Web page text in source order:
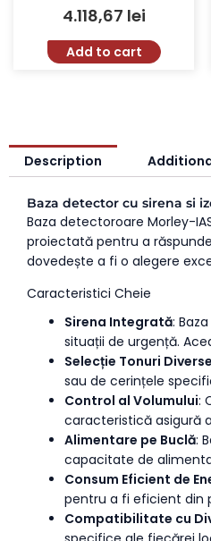
Comunicare Bidirecțională și
Rază de 400m
4.118,67 lei
Add to cart
Description
Baza detector cu sirena si
Baza detectoroare Morley-
proiectată pentru a
dovedește a fi o alegere
Caracteristici Cheie
Sirena Integrată:
situații de urgență.
Selecție Tonuri Diverse
sau de cerințele
Control al Volumului:
caracteristică asigură
Alimentare pe Buclă:
capacitate de
Consum Eficient de
pentru a fi eficient din
Compatibilitate cu